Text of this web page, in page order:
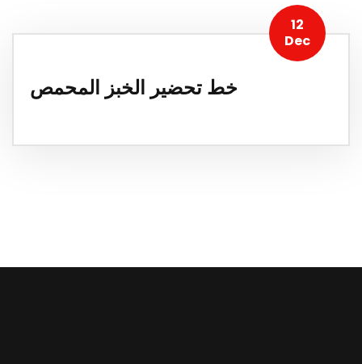
12
Dec
خط تحضير الخبز المحمص